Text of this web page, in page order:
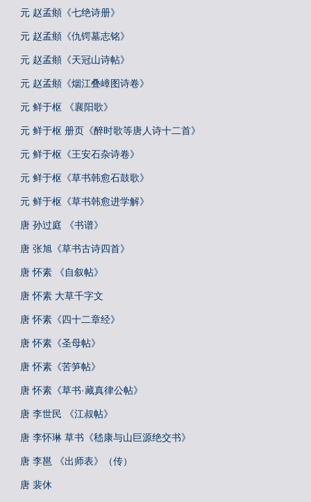
元 赵孟頫《七绝诗册》
元 赵孟頫《仇锷墓志铭》
元 赵孟頫《天冠山诗帖》
元 赵孟頫《烟江叠嶂图诗卷》
元 鲜于枢 《襄阳歌》
元 鲜于枢 册页《醉时歌等唐人诗十二首》
元 鲜于枢《王安石杂诗卷》
元 鲜于枢《草书韩愈石鼓歌》
元 鲜于枢《草书韩愈进学解》
唐 孙过庭 《书谱》
唐 张旭《草书古诗四首》
唐 怀素 《自叙帖》
唐 怀素 大草千字文
唐 怀素《四十二章经》
唐 怀素《圣母帖》
唐 怀素《苦笋帖》
唐 怀素《草书·藏真律公帖》
唐 李世民 《江叔帖》
唐 李怀琳 草书《嵇康与山巨源绝交书》
唐 李邕 《出师表》（传）
唐 裴休